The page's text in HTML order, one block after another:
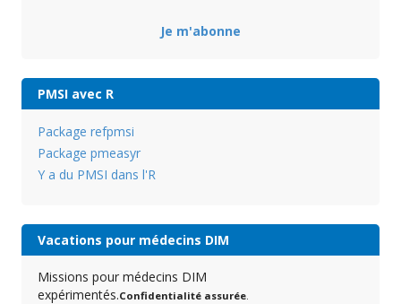
Je m'abonne
PMSI avec R
Package refpmsi
Package pmeasyr
Y a du PMSI dans l'R
Vacations pour médecins DIM
Missions pour médecins DIM
expérimentés.Confidentialité assurée.